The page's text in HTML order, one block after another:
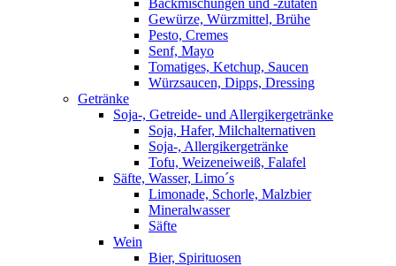
Backmischungen und -zutaten
Gewürze, Würzmittel, Brühe
Pesto, Cremes
Senf, Mayo
Tomatiges, Ketchup, Saucen
Würzsaucen, Dipps, Dressing
Getränke
Soja-, Getreide- und Allergikergetränke
Soja, Hafer, Milchalternativen
Soja-, Allergikergetränke
Tofu, Weizeneiweiß, Falafel
Säfte, Wasser, Limo´s
Limonade, Schorle, Malzbier
Mineralwasser
Säfte
Wein
Bier, Spirituosen